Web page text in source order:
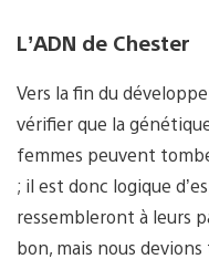
L’ADN de Chester
Vers la fin du
vérifier que la
femmes peuvent
; il est donc logique
ressembleront à leurs
bon, mais nous